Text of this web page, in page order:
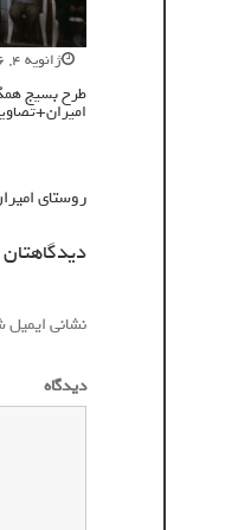
ژانویه 4, 2016
طرح بسیج
روستای
نشانی
دیدگاه